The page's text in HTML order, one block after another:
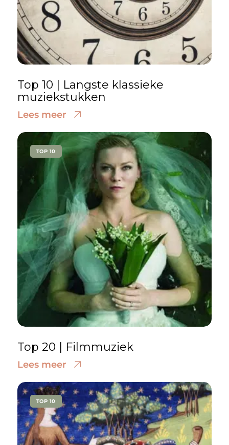
Top 10 | Langste klassieke
muziekstukken
Lees meer
TOP 10
Top 20 | Filmmuziek
Lees meer
TOP 10